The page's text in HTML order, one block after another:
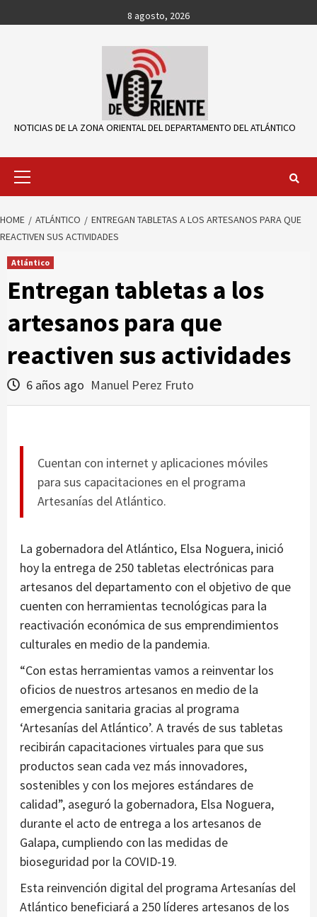
to
8 agosto, 2026
NOTICIAS DE LA ZONA ORIENTAL DEL DEPARTAMENTO DEL ATLÁNTICO
Primary
HOME ATLÁNTICO
ENTREGAN TABLETAS A LOS ARTESANOS PARA QUE
REACTIVEN SUS ACTIVIDADES
Atlántico
Entregan tabletas a los
artesanos para que
reactiven sus actividades
6 años ago Manuel Perez Fruto
Cuentan con internet y aplicaciones móviles
para sus capacitaciones en el programa
Artesanías del Atlántico.
La gobernadora del Atlántico, Elsa Noguera, inició
hoy la entrega de 250 tabletas electrónicas para
artesanos del departamento con el objetivo de que
cuenten con herramientas tecnológicas para la
reactivación económica de sus emprendimientos
culturales en medio de la pandemia.
“Con estas herramientas vamos a reinventar los
oficios de nuestros artesanos en medio de la
emergencia sanitaria gracias al programa
‘Artesanías del Atlántico’. A través de sus tabletas
recibirán capacitaciones virtuales para que sus
productos sean cada vez más innovadores,
sostenibles y con los mejores estándares de
calidad”, aseguró la gobernadora, Elsa Noguera,
durante el acto de entrega a los artesanos de
Galapa, cumpliendo con las medidas de
bioseguridad por la COVID-19.
Esta reinvención digital del programa Artesanías del
Atlántico beneficiará a 250 líderes artesanos de los